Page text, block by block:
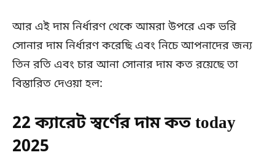
আর এই দাম নির্ধারণ থেকে আমরা উপরে এক ভরি
সোনার দাম নির্ধারণ করেছি এবং নিচে আপনাদের জন্য
তিন রতি এবং চার আনা সোনার দাম কত রয়েছে তা
বিস্তারিত দেওয়া হল:
22 ক্যারেট স্বর্ণের দাম কত today
2025